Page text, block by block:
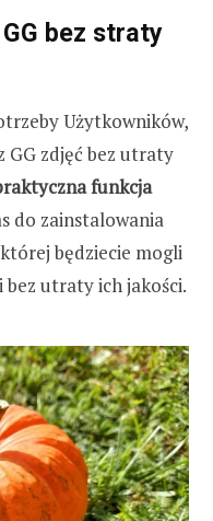
bez straty
Użytkowników,
GG zdjęć bez utraty
funkcja
do zainstalowania
będziecie mogli
bez utraty ich jakości.